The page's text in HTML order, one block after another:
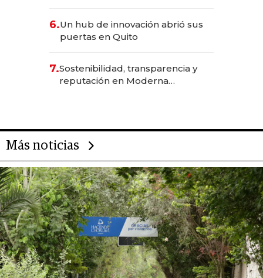
6.Un hub de innovación abrió sus
puertas en Quito
7.Sostenibilidad, transparencia y
reputación en Moderna
Más noticias